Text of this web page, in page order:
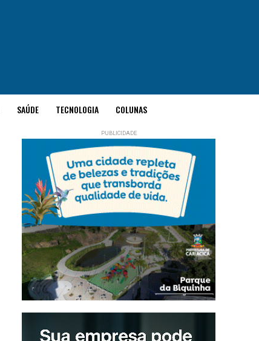
SAÚDE TECNOLOGIA COLUNAS